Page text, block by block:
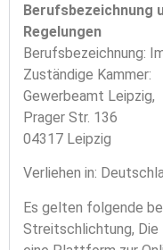
Berufsbezeichnung
Regelungen
Berufsbezeichnung:
Zuständige Kammer:
Gewerbeamt Leipzig,
Prager Str. 136
04317 Leipzig
Verliehen in:
Es gelten folgende
Streitschlichtung, Die